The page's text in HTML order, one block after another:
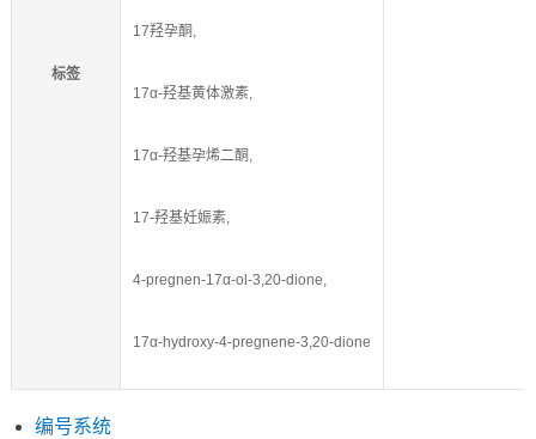
标签
17羟孕酮,
17α-羟基黄体激素,
17α-羟基孕烯二酮,
17-羟基妊娠素,
4-pregnen-17α-ol-3,20-dione,
17α-hydroxy-4-pregnene-3,20-dione
编号系统